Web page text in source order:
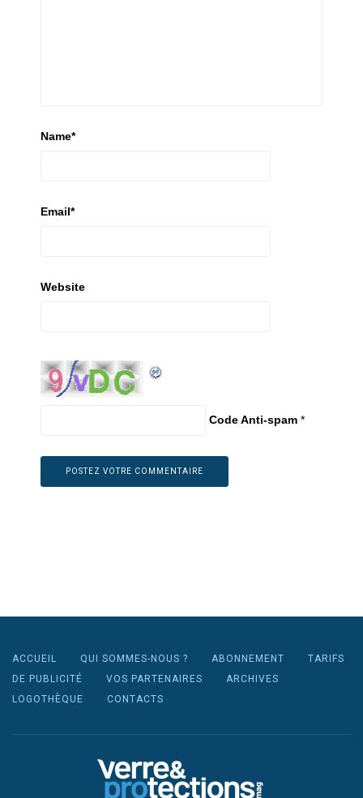
Name*
Email*
Website
Code Anti-spam *
ACCUEIL QUI SOMMES-NOUS ? ABONNEMENT
TARIFS
DE PUBLICITÉ
VOS PARTENAIRES
ARCHIVES
LOGOTHÈQUE
CONTACTS